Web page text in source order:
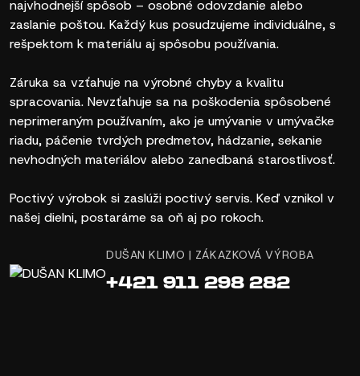
najvhodnejší spôsob – osobné odovzdanie alebo
zaslanie poštou. Každý kus posudzujeme individuálne, s
rešpektom k materiálu aj spôsobu používania.
Záruka sa vzťahuje na výrobné chyby a kvalitu
spracovania. Nevzťahuje sa na poškodenia spôsobené
neprimeraným používaním, ako je umývanie v umývačke
riadu, páčenie tvrdých predmetov, hádzanie, sekanie
nevhodných materiálov alebo zanedbaná starostlivosť.
Poctivý výrobok si zaslúži poctivý servis. Keď vznikol v
našej dielni, postaráme sa oň aj po rokoch.
DUŠAN KLIMO | ZÁKAZKOVÁ VÝROBA
+421 911 298 282